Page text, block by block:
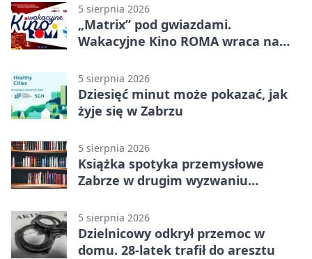
5 sierpnia 2026
„Matrix” pod gwiazdami.
Wakacyjne Kino ROMA wraca na
5 sierpnia 2026
Dziesięć minut może pokazać, jak
żyje się w Zabrzu
5 sierpnia 2026
Książka spotyka przemysłowe
Zabrze w drugim wyzwaniu
5 sierpnia 2026
Dzielnicowy odkrył przemoc w
domu. 28-latek trafił do aresztu